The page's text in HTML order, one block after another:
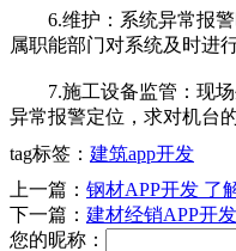
6.维护：系统异常报警
属职能部门对系统及时进
7.施工设备监管：现场
异常报警定位，求对机台
tag标签： 建筑app开发
上一篇： 钢材APP开发 了
下一篇： 建材经销APP开
您的昵称：